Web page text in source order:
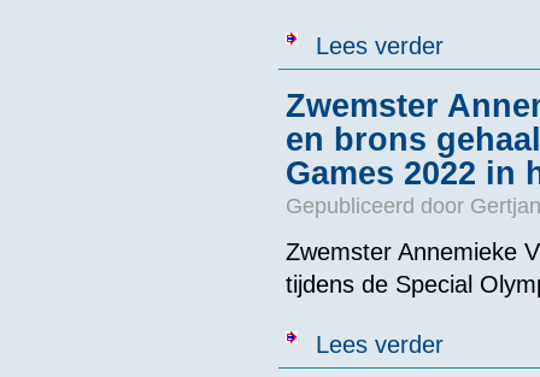
Lees verderover Rivier in
Zwemster
en brons
Games 2022 in
Gepubliceerd door
Zwemster Annemieke
tijdens de Special
Lees verderover